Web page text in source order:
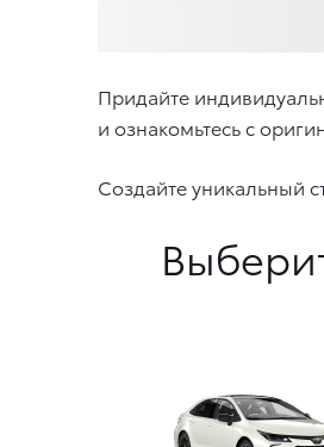
Придайте
и ознакомьтесь с
Создайте уникальный